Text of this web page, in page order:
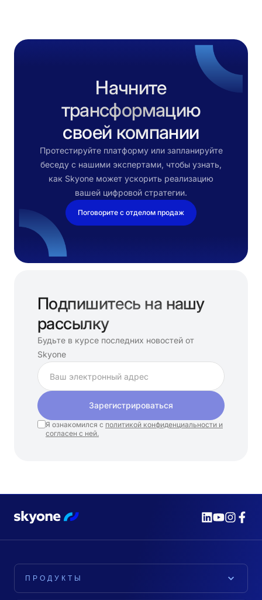
Начните
трансформацию
своей компании
Протестируйте платформу или запланируйте
беседу с нашими экспертами, чтобы узнать,
как Skyone может ускорить реализацию
вашей цифровой стратегии.
Поговорите с отделом продаж
Подпишитесь на нашу
рассылку
Будьте в курсе последних новостей от
Skyone
Зарегистрироваться
Я ознакомился с политикой конфиденциальности и
согласен с ней.
ПРОДУКТЫ